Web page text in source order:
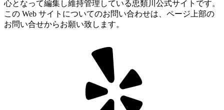
心となって編集し維持管理している忠類川公式サイトです。
この Web サイトについてのお問い合わせは、ページ上部の
お問い合せからお願い致します。